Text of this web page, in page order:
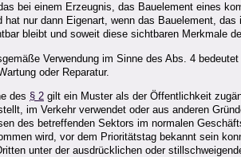
bei einem Erzeugnis, das Bauelement eines
hat nur dann Eigenart, wenn das Bauelement,
bleibt und soweit diese sichtbaren Merkmale
Verwendung im Sinne des Abs. 4
oder Reparatur.
des § 2 gilt ein Muster als der Öffentlichkeit
im Verkehr verwendet oder aus anderen
des betreffenden Sektors im normalen
wird, vor dem Prioritätstag bekannt sein
unter der ausdrücklichen oder